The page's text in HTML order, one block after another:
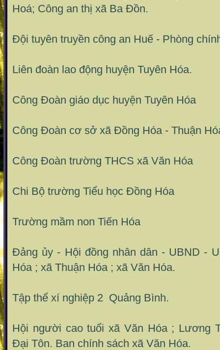
Hoá; Công an thị xã Ba Đồn.
Đội tuyên truyền công an Huế - Phòng
Liên đoàn lao động huyện Tuyên Hóa.
Công Đoàn giáo dục huyện Tuyên Hóa
Công Đoàn cơ sở xã Đồng Hóa - Thuận
Công Đoàn trường THCS xã Văn Hóa
Chi Bộ trường Tiểu học Đồng Hóa
Trường mầm non Tiến Hóa
Đảng ủy - Hội đồng nhân dân - UBND -
Hóa ; xã Thuận Hóa ; xã Văn Hóa.
Tập thể xí nghiệp 2 Quảng Bình.
Hội người cao tuổi xã Văn Hóa ; Lương
Đại Tôn. Ban chính sách xã Văn Hóa.